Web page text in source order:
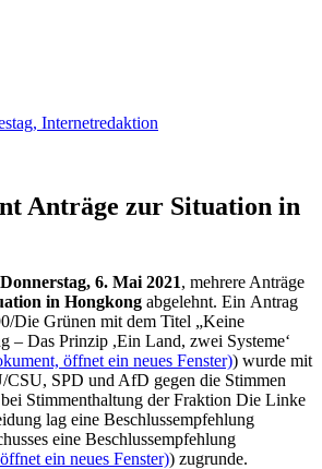
Internetredaktion
Anträge zur Situation in
Donnerstag, 6. Mai 2021, mehrere Anträge
in Hongkong abgelehnt. Ein Antrag
Die Grünen mit dem Titel „Keine
– Das Prinzip ,Ein Land, zwei Systeme‘
öffnet ein neues Fenster)) wurde mit
SPD und AfD gegen die Stimmen
Stimmenthaltung der Fraktion Die Linke
lag eine Beschlussempfehlung
eine Beschlussempfehlung
ein neues Fenster)) zugrunde.